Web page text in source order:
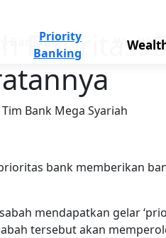
Banking Wealth
Priority
Banking
Prioritas:
Bank Mega Syariah
bank memberikan
mendapatkan gelar
tersebut akan